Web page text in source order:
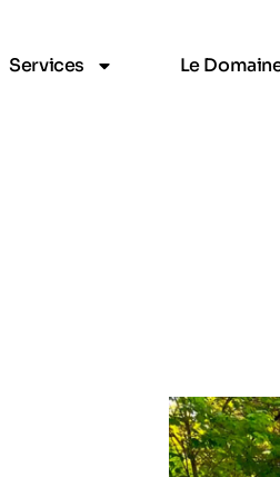
Services Le